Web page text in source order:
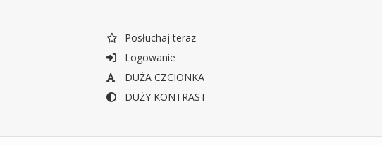
Posłuchaj teraz
Logowanie
DUŻA CZCIONKA
DUŻY KONTRAST